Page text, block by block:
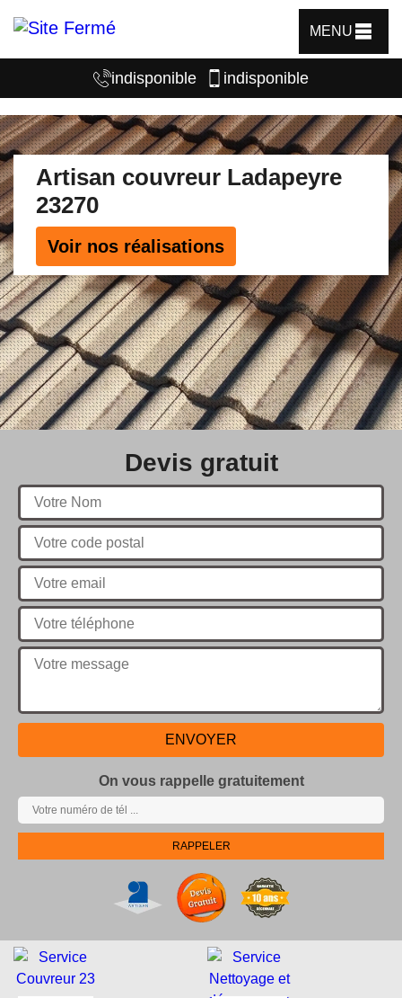
MENU
indisponible indisponible
Artisan couvreur Ladapeyre
23270
Voir nos réalisations
Devis gratuit
On vous rappelle gratuitement